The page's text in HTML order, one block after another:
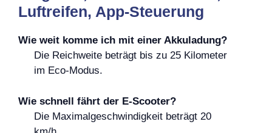
Luftreifen, App-Steuerung
Wie weit komme ich mit einer Akkuladung?
Die Reichweite beträgt bis zu 25 Kilometer
im Eco-Modus.
Wie schnell fährt der E-Scooter?
Die Maximalgeschwindigkeit beträgt 20